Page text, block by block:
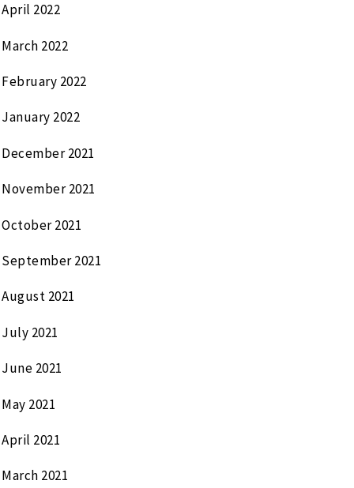
April 2022
March 2022
February 2022
January 2022
December 2021
November 2021
October 2021
September 2021
August 2021
July 2021
June 2021
May 2021
April 2021
March 2021